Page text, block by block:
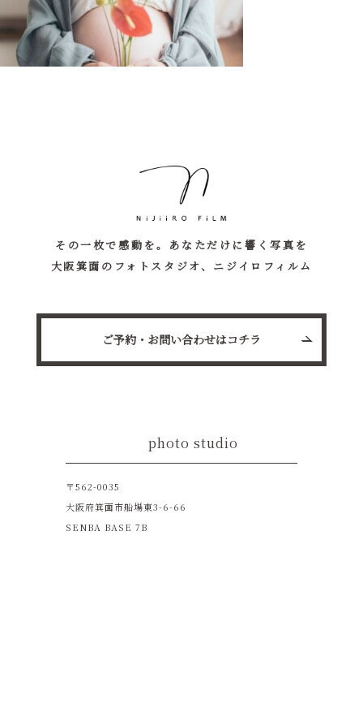
その一枚で感動を。あなただけに響く写真を
大阪箕面のフォトスタジオ、ニジイロフィルム
ご予約・お問い合わせはコチラ
photo studio
〒562-0035
大阪府箕面市船場東3-6-66
SENBA BASE 7B